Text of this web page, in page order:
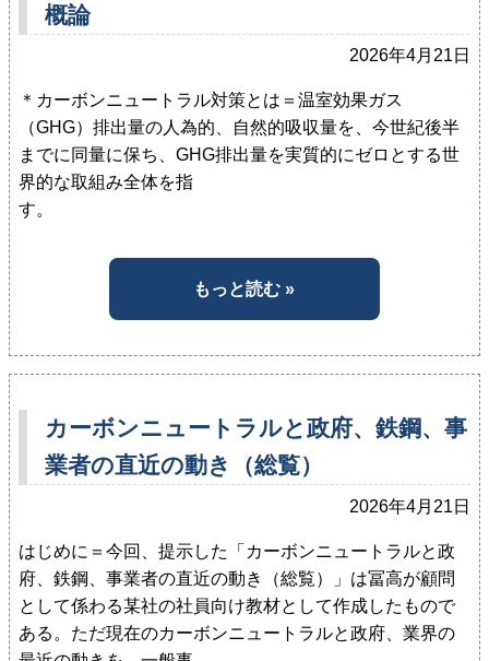
概論
2026年4月21日
＊カーボンニュートラル対策とは＝温室効果ガス
（GHG）排出量の人為的、自然的吸収量を、今世紀後半
までに同量に保ち、GHG排出量を実質的にゼロとする世
界的な取組み全体を指
す。 ...
もっと読む »
カーボンニュートラルと政府、鉄鋼、事
業者の直近の動き（総覧）
2026年4月21日
はじめに＝今回、提示した「カーボンニュートラルと政
府、鉄鋼、事業者の直近の動き（総覧）」は冨高が顧問
として係わる某社の社員向け教材として作成したもので
ある。ただ現在のカーボンニュートラルと政府、業界の